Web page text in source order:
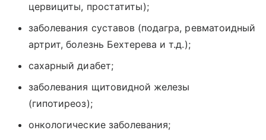
цервициты, простатиты);
заболевания суставов (подагра, ревматоидный
артрит, болезнь Бехтерева и т.д.);
сахарный диабет;
заболевания щитовидной железы
(гипотиреоз);
онкологические заболевания;